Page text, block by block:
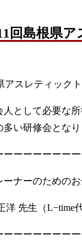
回島根県
アスレティック
人として必要な
い研修会となり
ーーーーーー
ナーのためのお
先生（L−time代
ーーーーーー